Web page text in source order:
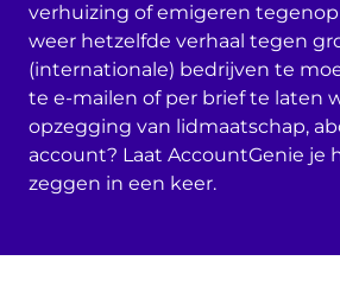
verhuizing of emigeren
weer hetzelfde verhaal tegen
(internationale) bedrijven te
te e-mailen of per brief te laten
opzegging van lidmaatschap,
account? Laat AccountGenie je
zeggen in een keer.